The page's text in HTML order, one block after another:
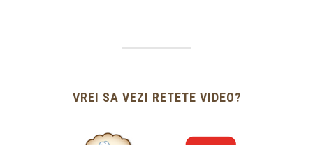
VREI SA VEZI RETETE VIDEO?